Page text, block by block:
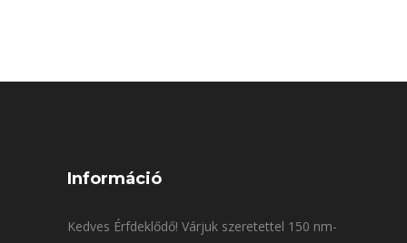
Információ
Kedves Érfdeklődő! Várjuk szeretettel 150 nm-